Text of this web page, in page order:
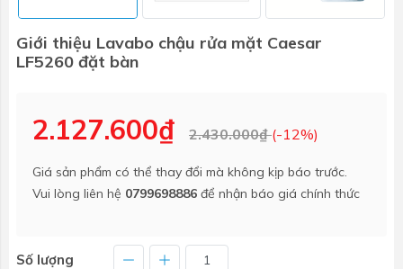
Giới thiệu Lavabo chậu rửa mặt Caesar
LF5260 đặt bàn
2.127.600₫ 2.430.000₫(-12%)
Giá sản phẩm có thể thay đổi mà không kịp báo trước.
Vui lòng liên hệ 0799698886 để nhận báo giá chính thức
Số lượng